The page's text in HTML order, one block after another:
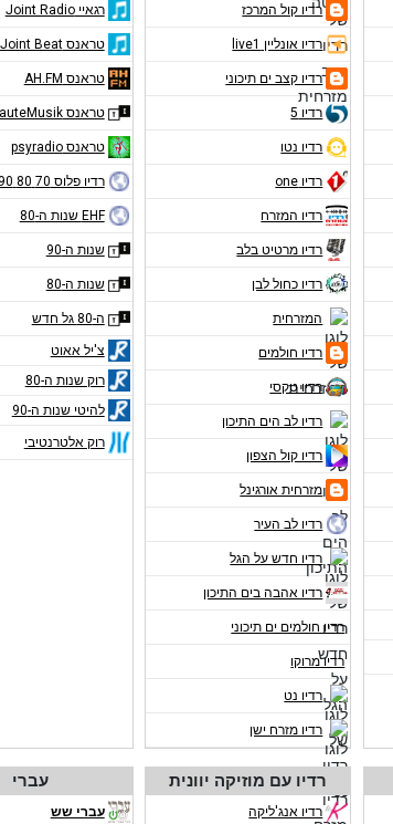
רדיו קול המרכז
רדיו אונליין live1
רדיו קצב ים תיכוני
רדיו 5
רדיו נטו
רדיו one
רדיו המזרח
רדיו מרטיט בלב
רדיו כחול לבן
המזרחית
רדיו חולמים
רדיו טקסי
רדיו לב הים התיכון
רדיו קול הצפון
מזרחית אורגינל
רדיו לב העיר
רדיו חדש על הגל
רדיו אהבה בים התיכון
רדיו חולמים ים תיכוני
רדיו מרוקו
רדיו נט
רדיו מזרח ישן
רגאיי Joint Radio
טראנס Joint Beat
טראנס AH.FM
טראנס RauteMusik
טראנס psyradio
רדיו פלוס 70 80 90
EHF שנות ה-80
שנות ה-90
שנות ה-80
ה-80 גל חדש
צ'יל אאוט
רוק שנות ה-80
להיטי שנות ה-90
רוק אלטרנטיבי
רדיו עם מוזיקה יוונית
רדיו אנג'ליקה
עברי
עברי שש